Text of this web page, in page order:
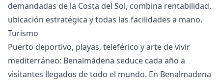
demandadas de la Costa del Sol, combina rentabilidad,
ubicación estratégica y todas las facilidades a mano.
Turismo
Puerto deportivo, playas, teleférico y arte de vivir
mediterráneo: Benalmádena seduce cada año a
visitantes llegados de todo el mundo. En Benalmadena